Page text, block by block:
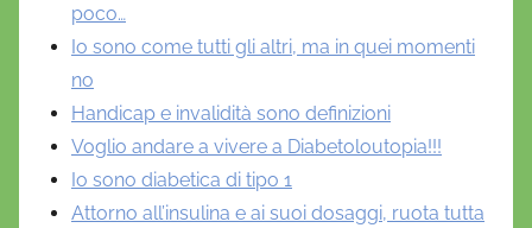
poco…
Io sono come tutti gli altri, ma in quei momenti
no
Handicap e invalidità sono definizioni
Voglio andare a vivere a Diabetoloutopia!!!
Io sono diabetica di tipo 1
Attorno all’insulina e ai suoi dosaggi, ruota tutta